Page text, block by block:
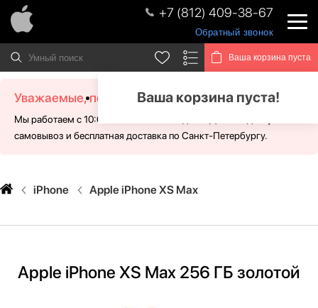
+7 (812) 409-38-67
Обратный звонок
Ваша корзина пуста
Ваша корзина пуста!
Уважаемые, посетители!
Мы работаем с 10:00 - 21:00 без выходных. Для Вас доступен
самовывоз и бесплатная доставка по Санкт-Петербургу.
iPhone Apple iPhone XS Max
Apple iPhone XS Max 256 ГБ золотой